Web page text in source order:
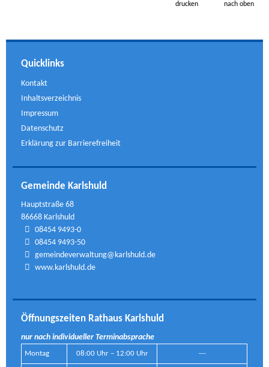
drucken nach oben
Quicklinks
Kontakt
Inhaltsverzeichnis
Impressum
Datenschutz
Erklärung zur Barrierefreiheit
Gemeinde Karlshuld
Hauptstraße 68
86668 Karlshuld
08454 9493-0
08454 9493-50
gemeindeverwaltung@karlshuld.de
www.karlshuld.de
Öffnungszeiten Rathaus Karlshuld
nur nach individueller Terminabsprache
Montag 08:00 Uhr – 12:00 Uhr ---